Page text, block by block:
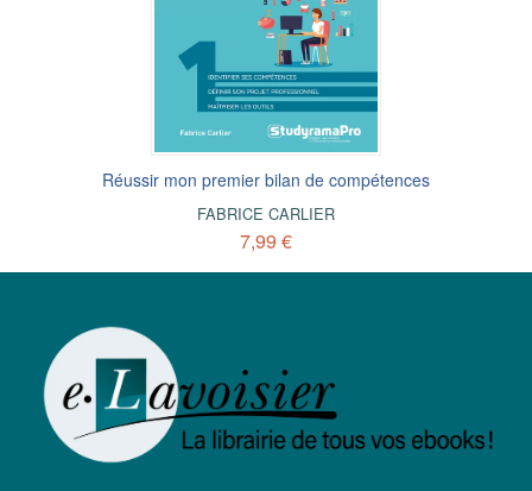
Réussir mon premier bilan de compétences
FABRICE CARLIER
7,99 €